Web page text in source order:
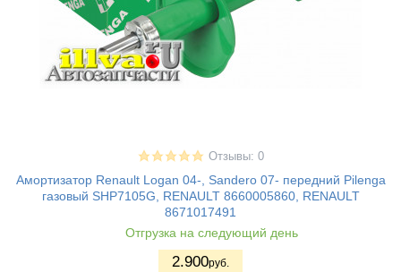
Отзывы: 0
Амортизатор Renault Logan 04-, Sandero 07- передний Pilenga
газовый SHP7105G, RENAULT 8660005860, RENAULT
8671017491
Отгрузка на следующий день
2.900руб.